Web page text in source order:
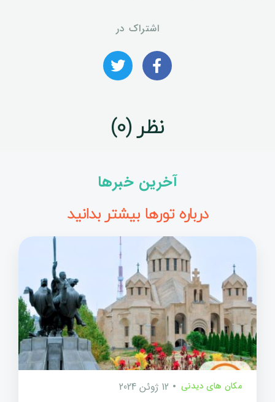
اشتراک در
نظر (0)
آخرین خبرها
درباره تورها بیشتر بدانید
مکان های دیدنی 12 ژوئن 2024